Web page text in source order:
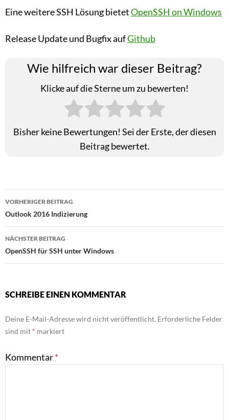
Eine weitere SSH Lösung bietetOpenSSH on Windows
Release Update und Bugfix aufGithub
Wie hilfreich war dieser Beitrag?
Klicke auf die Sterne um zu bewerten!
Bisher keine Bewertungen! Sei der Erste, der diesen
Beitrag bewertet.
Beitragsnavigation
VORHERIGER BEITRAG
Outlook 2016 Indizierung
NÄCHSTER BEITRAG
OpenSSH für SSH unter Windows
SCHREIBE EINEN KOMMENTAR
Deine E-Mail-Adresse wird nicht veröffentlicht. Erforderliche Felder
sind mit * markiert
Kommentar*